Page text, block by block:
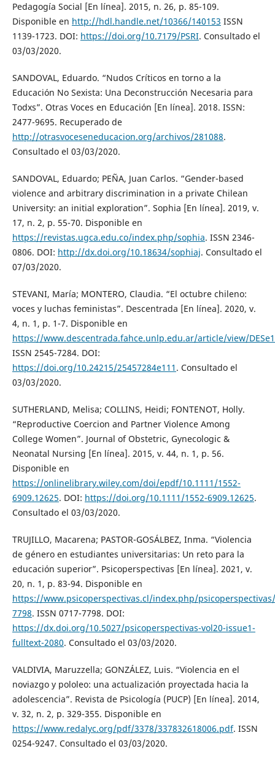
Pedagogía Social [En línea]. 2015, n. 26, p. 85-109.
Disponible en http://hdl.handle.net/10366/140153 ISSN
1139-1723. DOI: https://doi.org/10.7179/PSRI. Consultado el
03/03/2020.
SANDOVAL, Eduardo. “Nudos Críticos en torno a la
Educación No Sexista: Una Deconstrucción Necesaria para
Todxs”. Otras Voces en Educación [En línea]. 2018. ISSN:
2477-9695. Recuperado de
http://otrasvoceseneducacion.org/archivos/281088.
Consultado el 03/03/2020.
SANDOVAL, Eduardo; PEÑA, Juan Carlos. “Gender-based
violence and arbitrary discrimination in a private Chilean
University: an initial exploration”. Sophia [En línea]. 2019, v.
17, n. 2, p. 55-70. Disponible en
https://revistas.ugca.edu.co/index.php/sophia. ISSN 2346-
0806. DOI: http://dx.doi.org/10.18634/sophiaj. Consultado el
07/03/2020.
STEVANI, María; MONTERO, Claudia. “El octubre chileno:
voces y luchas feministas”. Descentrada [En línea]. 2020, v.
4, n. 1, p. 1-7. Disponible en
https://www.descentrada.fahce.unlp.edu.ar/article/view/
ISSN 2545-7284. DOI:
https://doi.org/10.24215/25457284e111 . Consultado el
03/03/2020.
SUTHERLAND, Melisa; COLLINS, Heidi; FONTENOT, Holly.
“Reproductive Coercion and Partner Violence Among
College Women”. Journal of Obstetric, Gynecologic &
Neonatal Nursing [En línea]. 2015, v. 44, n. 1, p. 56.
Disponible en
https://onlinelibrary.wiley.com/doi/epdf/10.1111/1552-
6909.12625. DOI: https://doi.org/10.1111/1552-6909.12625.
Consultado el 03/03/2020.
TRUJILLO, Macarena; PASTOR-GOSÁLBEZ, Inma. “Violencia
de género en estudiantes universitarias: Un reto para la
educación superior”. Psicoperspectivas [En línea]. 2021, v.
20, n. 1, p. 83-94. Disponible en
https://www.psicoperspectivas.cl/index.php/
7798. ISSN 0717-7798. DOI:
https://dx.doi.org/10.5027/psicoperspectivas-vol20-issue1-
fulltext-2080. Consultado el 03/03/2020.
VALDIVIA, Maruzzella; GONZÁLEZ, Luis. “Violencia en el
noviazgo y pololeo: una actualización proyectada hacia la
adolescencia”. Revista de Psicología (PUCP) [En línea]. 2014,
v. 32, n. 2, p. 329-355. Disponible en
https://www.redalyc.org/pdf/3378/337832618006.pdf. ISSN
0254-9247. Consultado el 03/03/2020.